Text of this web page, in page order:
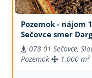
Pozemok - nájom
Sečovce smer
078 01 Sečovce,
Pozemok
1.000 m²